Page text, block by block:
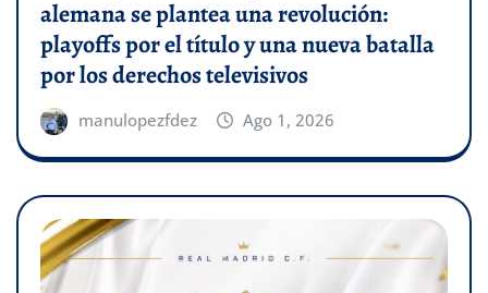
alemana se plantea una revolución:
playoffs por el título y una nueva batalla
por los derechos televisivos
manulopezfdez Ago 1, 2026